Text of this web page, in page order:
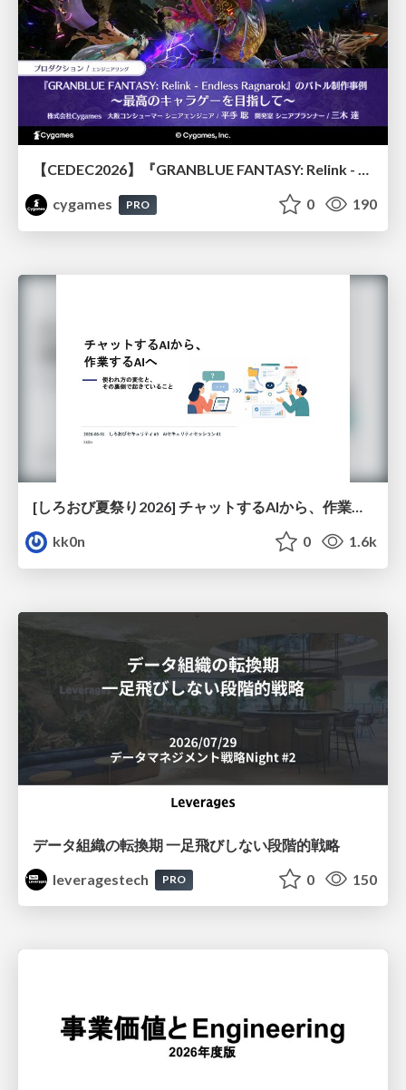
cygames
PRO 0 190
[しろおび夏祭り2026] チャットするAIから、作業するAIへ - 使われ方の変化と、その裏側で起きていること
kk0n
0 1.6k
データ組織の転換期 一足飛びしない段階的戦略
leveragestech
PRO 0 150